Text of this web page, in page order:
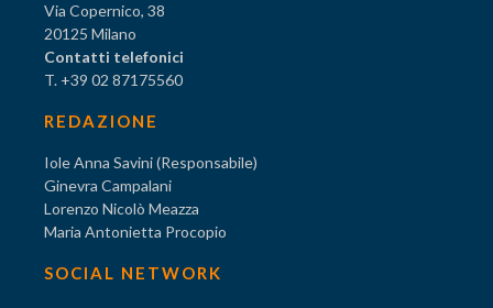
Via Copernico, 38
20125 Milano
Contatti telefonici
T. +39 02 87175560
REDAZIONE
Iole Anna Savini (Responsabile)
Ginevra Campalani
Lorenzo Nicolò Meazza
Maria Antonietta Procopio
SOCIAL NETWORK